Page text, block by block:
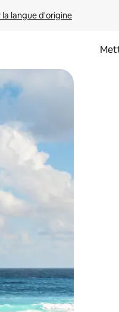
langue d'origine
en faisant glisser.